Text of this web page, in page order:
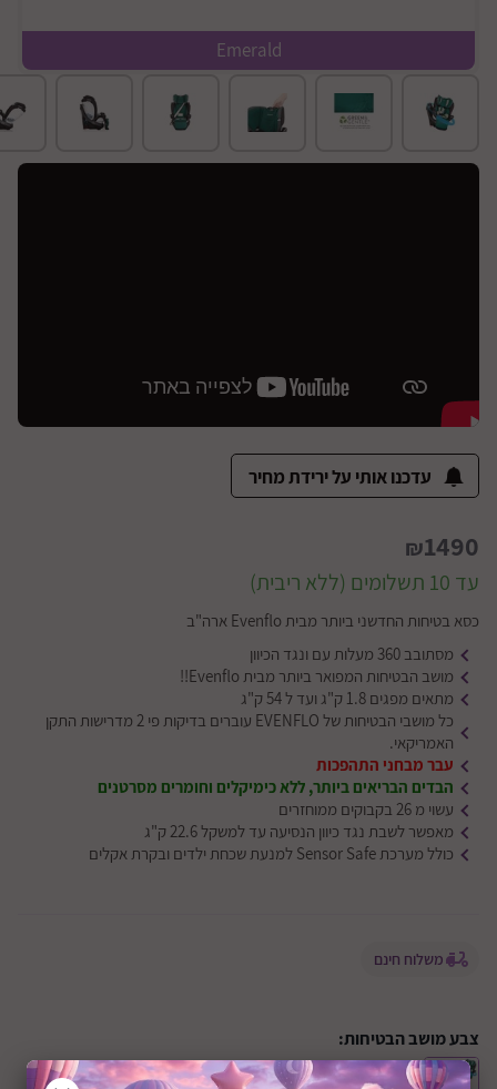
Emerald
עדכנו אותי על ירידת מחיר
₪1490
עד 10 תשלומים (ללא ריבית)
כסא בטיחות החדשני ביותר מבית Evenflo ארה"ב
מסתובב 360 מעלות עם ונגד הכיוון
מושב הבטיחות המפואר ביותר מבית Evenflo!!
מתאים מפגים 1.8 ק"ג ועד ל 54 ק"ג
כל מושבי הבטיחות של EVENFLO עוברים בדיקות פי 2 מדרישות התקן
האמריקאי.
עבר מבחני התהפכות
הבדים הבריאים ביותר, ללא כימיקלים וחומרים מסרטנים
עשוי מ 26 בקבוקים ממוחזרים
מאפשר לשבת נגד כיוון הנסיעה עד למשקל 22.6 ק"ג
כולל מערכת Sensor Safe למנעת שכחת ילדים ובקרת אקלים
משלוח חינם
צבע מושב הבטיחות: